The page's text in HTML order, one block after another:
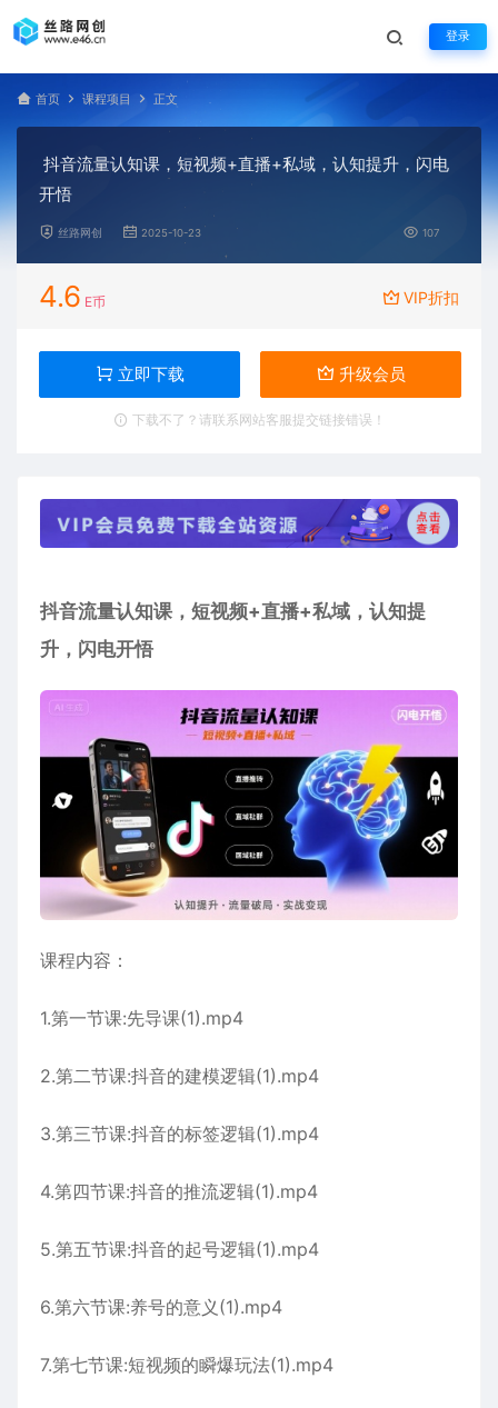
登录
首页 课程项目 正文
抖音流量认知课，短视频+直播+私域，认知提升，闪电
开悟
丝路网创 2025-10-23 107
4.6 E币 VIP折扣
立即下载 升级会员
下载不了？请联系网站客服提交链接错误！
抖音流量认知课 ，短视频+直播+私域，认知提
升，闪电开悟
课程内容：
1.第一节课:先导课(1).mp4
2.第二节课:抖音的建模逻辑(1).mp4
3.第三节课:抖音的标签逻辑(1).mp4
4.第四节课:抖音的推流逻辑(1).mp4
5.第五节课:抖音的起号逻辑(1).mp4
6.第六节课:养号的意义(1).mp4
7.第七节课:短视频的瞬爆玩法(1).mp4